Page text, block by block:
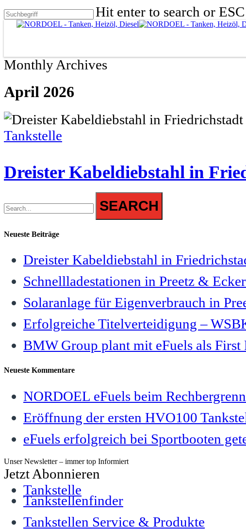
Skip
to
main
Hit enter to search or
Close
Monthly Archives
April 2026
Tankstelle
Dreister Kabeldiebstahl in
SEARCH
Neueste Beiträge
Dreister Kabeldiebstahl in
Schnellladestationen in Preetz &
Solaranlage für Eigenverbrauch in
Erfolgreiche Titelverteidigung –
BMW Group plant mit eFuels als First
Neueste Kommentare
NORDOEL eFuels beim
Eröffnung der ersten HVO100
eFuels erfolgreich bei Sportbooten
Unser Newsletter – immer top Informiert
Jetzt Abonnieren
Tankstelle
Tankstellenfinder
Tankstellen Service & Produkte